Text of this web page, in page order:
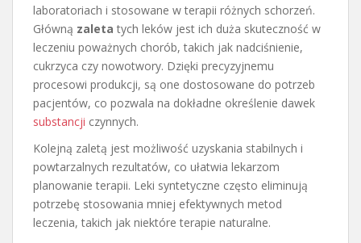
laboratoriach i stosowane w terapii różnych schorzeń.
Główną zaleta tych leków jest ich duża skuteczność w
leczeniu poważnych chorób, takich jak nadciśnienie,
cukrzyca czy nowotwory. Dzięki precyzyjnemu
procesowi produkcji, są one dostosowane do potrzeb
pacjentów, co pozwala na dokładne określenie dawek
substancji czynnych.
Kolejną zaletą jest możliwość uzyskania stabilnych i
powtarzalnych rezultatów, co ułatwia lekarzom
planowanie terapii. Leki syntetyczne często eliminują
potrzebę stosowania mniej efektywnych metod
leczenia, takich jak niektóre terapie naturalne.